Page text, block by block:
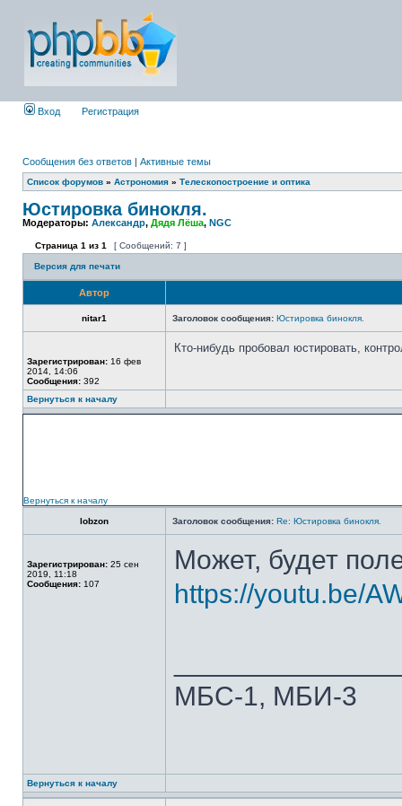
Вход Регистрация
Сообщения без ответов | Активные темы
Список форумов » Астрономия » Телескопостроение и оптика
Юстировка бинокля.
Модераторы: Александр, Дядя Лёша, NGC
Страница 1 из 1 [ Сообщений: 7 ]
Версия для печати
Автор
nitar1 Заголовок сообщения: Юстировка бинокля.
Зарегистрирован: 16 фев
2014, 14:06
Сообщения: 392
Кто-нибудь пробовал юстировать,
Вернуться к началу
Вернуться к началу
lobzon Заголовок сообщения: Re: Юстировка бинокля.
Зарегистрирован: 25 сен
2019, 11:18
Сообщения: 107
Может, будет
https://youtu.be/
МБС-1, МБИ-3
Вернуться к началу